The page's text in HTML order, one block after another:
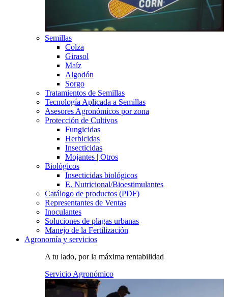
Semillas
Colza
Girasol
Maíz
Algodón
Sorgo
Tratamientos de Semillas
Tecnología Aplicada a Semillas
Asesores Agronómicos por zona
Protección de Cultivos
Fungicidas
Herbicidas
Insecticidas
Mojantes | Otros
Biológicos
Insecticidas biológicos
E. Nutricional/Bioestimulantes
Catálogo de productos (PDF)
Representantes de Ventas
Inoculantes
Soluciones de plagas urbanas
Manejo de la Fertilización
Agronomía y servicios
A tu lado, por la máxima rentabilidad
Servicio Agronómico